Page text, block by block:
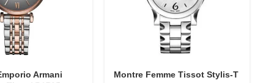
Armani
Montre Femme Tissot Stylis-T